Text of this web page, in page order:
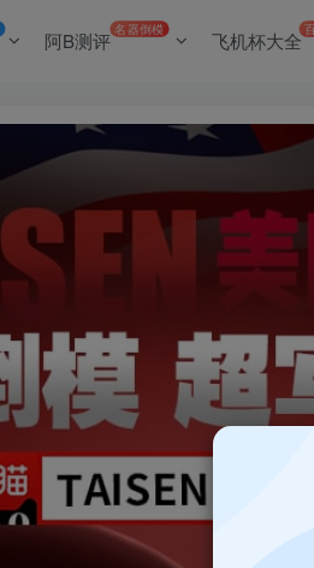
阿B测评 名器倒模 飞机杯大全